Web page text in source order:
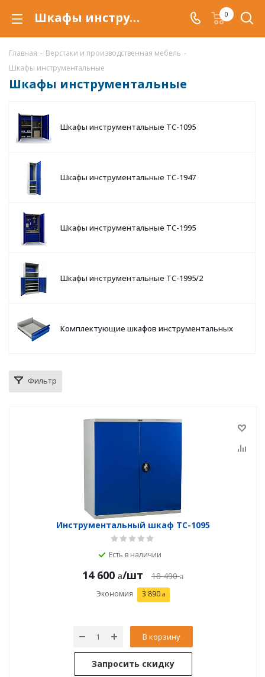
Шкафы инструментальные TC купить по низкой цене в Самаре, металлические шкафы для инструментов TC 0
Главная - Верстаки и производственная мебель -
Шкафы инструментальные
Шкафы инструментальные
Шкафы инструментальные TC-1095
Шкафы инструментальные TC-1947
Шкафы инструментальные TC-1995
Шкафы инструментальные TC-1995/2
Комплектующие шкафов инструментальных
Фильтр
Инструментальный шкаф TC-1095
Есть в наличии
14 600 /шт 18 490
Экономия 3 890
В корзину
Запросить скидку